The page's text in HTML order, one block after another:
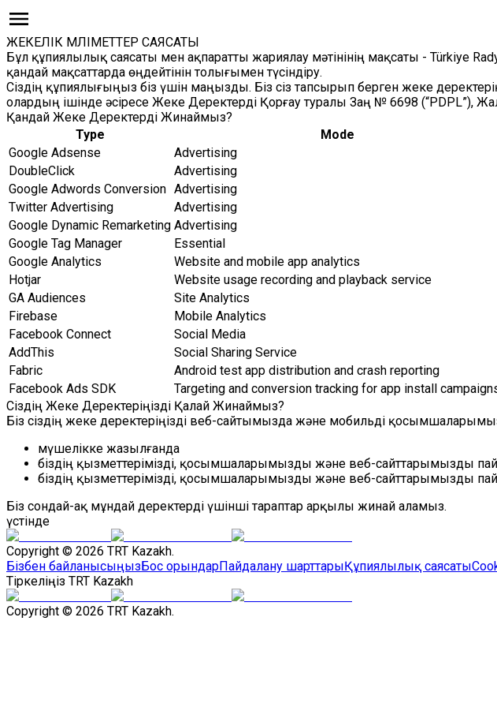
ЖЕКЕЛІК МӘЛІМЕТТЕР САЯСАТЫ
Бұл құпиялылық саясаты мен ақпаратты жариялау мәтінінің мақсаты - Türkiye
қандай мақсаттарда өңдейтінін толығымен түсіндіру.
Сіздің құпиялығыңыз біз үшін маңызды. Біз сіз тапсырып берген жеке
олардың ішінде әсіресе Жеке Деректерді Қорғау туралы Заң № 6698 (“PDPL”),
Қандай Жеке Деректерді Жинаймыз?
Type
Mode
Google Adsense
Advertising
DoubleClick
Advertising
Google Adwords Conversion Advertising
Twitter Advertising
Advertising
Google Dynamic Remarketing Advertising
Google Tag Manager
Essential
Google Analytics
Website and mobile app analytics
Hotjar
Website usage recording and playback service
GA Audiences
Site Analytics
Firebase
Mobile Analytics
Facebook Connect
Social Media
AddThis
Social Sharing Service
Fabric
Android test app distribution and crash reporting
Facebook Ads SDK
Targeting and conversion tracking for app install
Сіздің Жеке Деректеріңізді Қалай Жинаймыз?
Біз сіздің жеке деректеріңізді веб-сайтымызда және мобильді
мүшелікке жазылғанда
біздің қызметтерімізді, қосымшаларымызды және веб-сайттарымызды
біздің қызметтерімізді, қосымшаларымызды және веб-сайттарымызды
Біз сондай-ақ мұндай деректерді үшінші тараптар арқылы жинай аламыз.
үстінде
Copyright © 2026 TRT Kazakh.
Бізбен байланысыңызБос орындарПайдалану шарттарыҚұпиялылық саясаты
Тіркеліңіз TRT Kazakh
Copyright © 2026 TRT Kazakh.